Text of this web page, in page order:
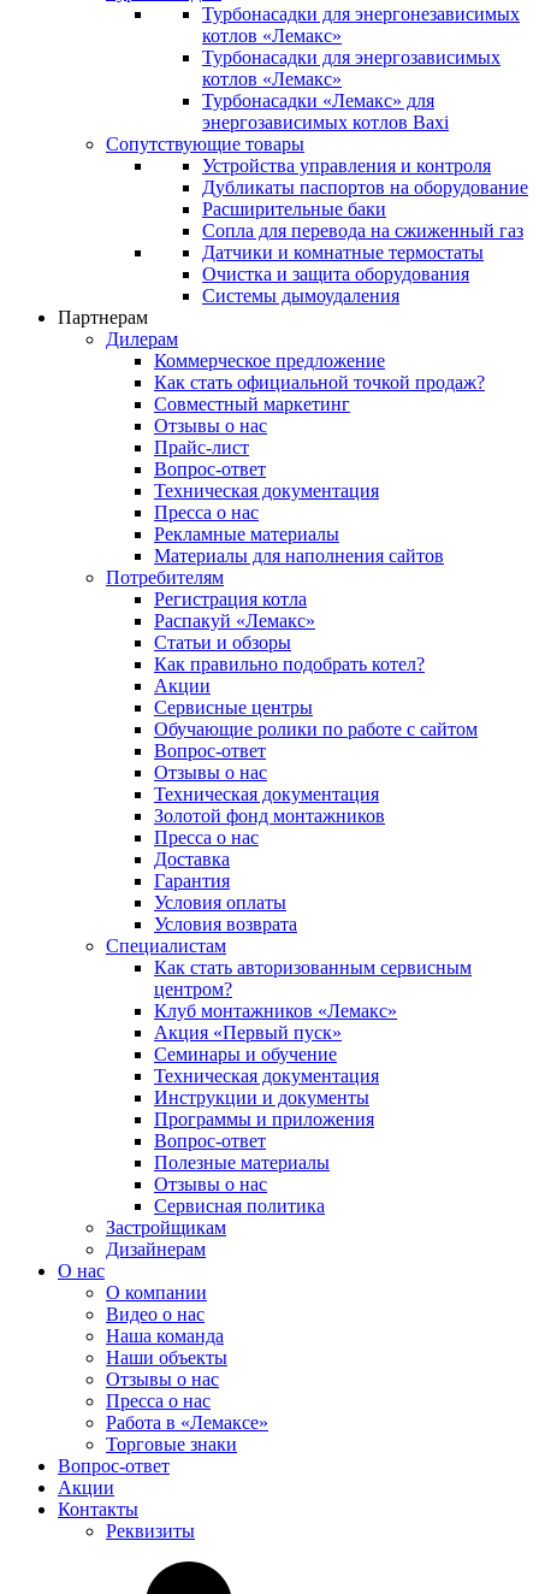
Турбонасадки для энергонезависимых
котлов «Лемакс»
Турбонасадки для энергозависимых
котлов «Лемакс»
Турбонасадки «Лемакс» для
энергозависимых котлов Baxi
Сопутствующие товары
Устройства управления и контроля
Дубликаты паспортов на оборудование
Расширительные баки
Сопла для перевода на сжиженный газ
Датчики и комнатные термостаты
Очистка и защита оборудования
Системы дымоудаления
Партнерам
Дилерам
Коммерческое предложение
Как стать официальной точкой продаж?
Совместный маркетинг
Отзывы о нас
Прайс-лист
Вопрос-ответ
Техническая документация
Пресса о нас
Рекламные материалы
Материалы для наполнения сайтов
Потребителям
Регистрация котла
Распакуй «Лемакс»
Статьи и обзоры
Как правильно подобрать котел?
Акции
Сервисные центры
Обучающие ролики по работе с сайтом
Вопрос-ответ
Отзывы о нас
Техническая документация
Золотой фонд монтажников
Пресса о нас
Доставка
Гарантия
Условия оплаты
Условия возврата
Специалистам
Как стать авторизованным сервисным
центром?
Клуб монтажников «Лемакс»
Акция «Первый пуск»
Семинары и обучение
Техническая документация
Инструкции и документы
Программы и приложения
Вопрос-ответ
Полезные материалы
Отзывы о нас
Сервисная политика
Застройщикам
Дизайнерам
О нас
О компании
Видео о нас
Наша команда
Наши объекты
Отзывы о нас
Пресса о нас
Работа в «Лемаксе»
Торговые знаки
Вопрос-ответ
Акции
Контакты
Реквизиты